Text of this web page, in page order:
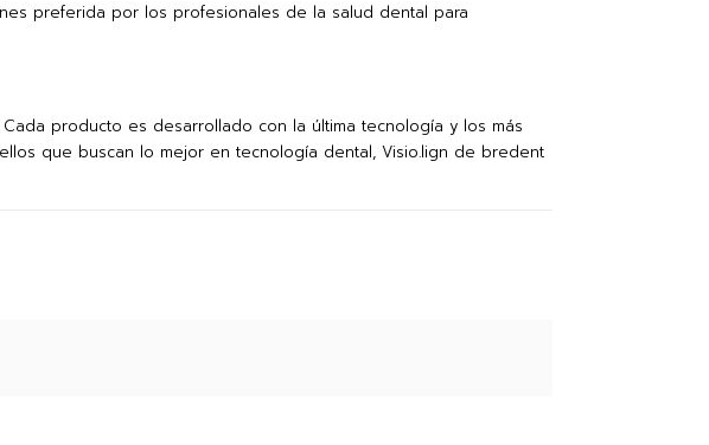
preferida por los profesionales de la salud dental para
producto es desarrollado con la última tecnología y los más
que buscan lo mejor en tecnología dental, Visio.lign de bredent